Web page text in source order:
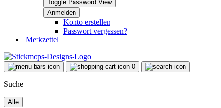
Toggle Password View
Konto erstellen
Passwort vergessen?
Merkzettel
0
Suche
Alle